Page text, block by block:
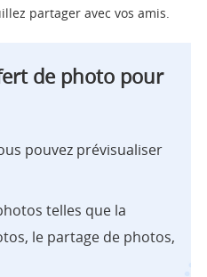
partager avec vos amis.
de photo pour
pouvez prévisualiser
telles que la
le partage de photos,